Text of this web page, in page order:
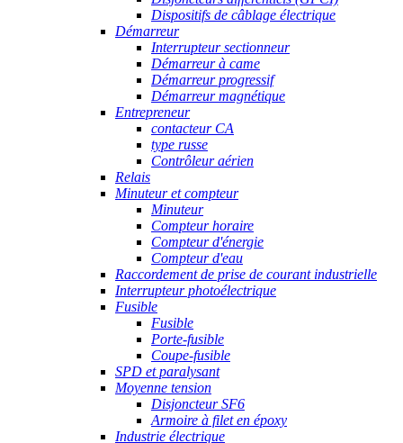
Dispositifs de câblage électrique
Démarreur
Interrupteur sectionneur
Démarreur à came
Démarreur progressif
Démarreur magnétique
Entrepreneur
contacteur CA
type russe
Contrôleur aérien
Relais
Minuteur et compteur
Minuteur
Compteur horaire
Compteur d'énergie
Compteur d'eau
Raccordement de prise de courant industrielle
Interrupteur photoélectrique
Fusible
Fusible
Porte-fusible
Coupe-fusible
SPD et paralysant
Moyenne tension
Disjoncteur SF6
Armoire à filet en époxy
Industrie électrique